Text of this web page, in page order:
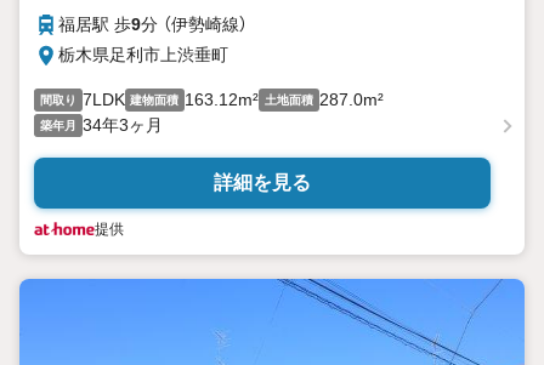
福居駅 歩9分 （伊勢崎線）
栃木県足利市上渋垂町
間取り 7LDK 建物面積 163.12m² 土地面積 287.0m²
築年月 34年3ヶ月
詳細を見る
提供